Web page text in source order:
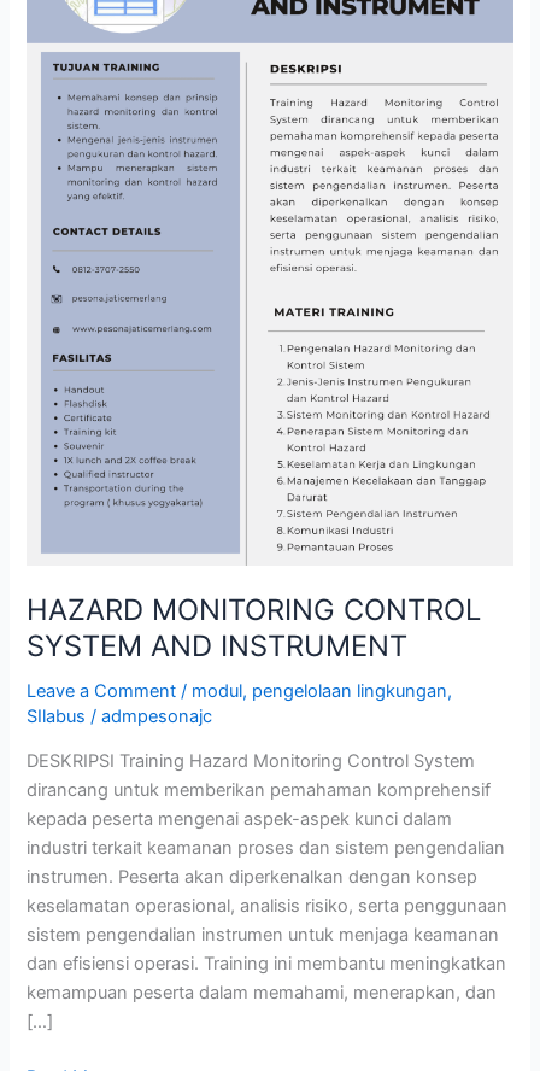
HAZARD MONITORING CONTROL
SYSTEM AND INSTRUMENT
Leave a Comment / modul, pengelolaan lingkungan,
SIlabus /admpesonajc
DESKRIPSI Training Hazard Monitoring Control System
dirancang untuk memberikan pemahaman komprehensif
kepada peserta mengenai aspek-aspek kunci dalam
industri terkait keamanan proses dan sistem pengendalian
instrumen. Peserta akan diperkenalkan dengan konsep
keselamatan operasional, analisis risiko, serta penggunaan
sistem pengendalian instrumen untuk menjaga keamanan
dan efisiensi operasi. Training ini membantu meningkatkan
kemampuan peserta dalam memahami, menerapkan, dan
[…]
INSTRUMENT